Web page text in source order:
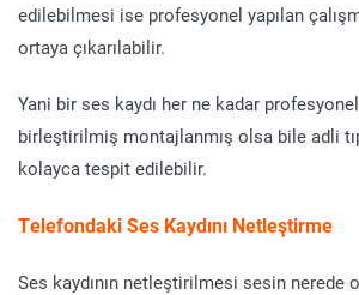
edilebilmesi ise profesyonel yapılan
ortaya çıkarılabilir.
Yani bir ses kaydı her ne kadar
birleştirilmiş montajlanmış olsa bile adli
kolayca tespit edilebilir.
Telefondaki Ses Kaydını Netleştirme
Ses kaydının netleştirilmesi sesin nerede